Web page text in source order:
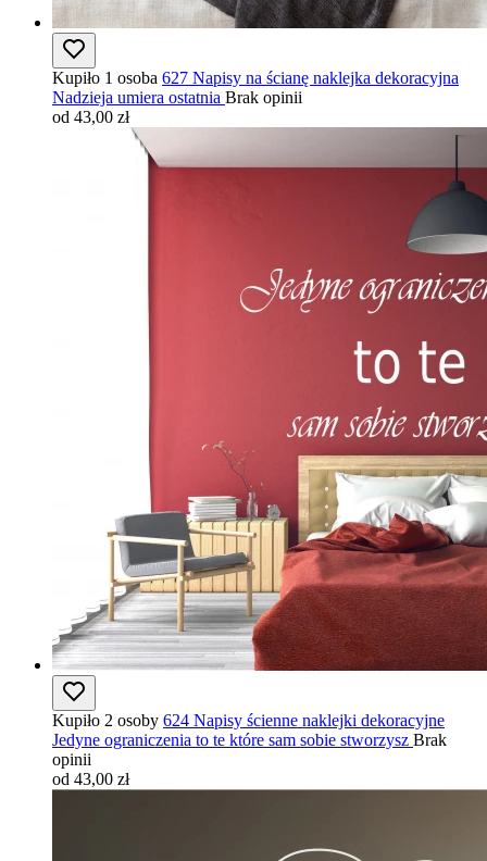
Kupiło 1 osoba 627 Napisy na ścianę naklejka dekoracyjna
Nadzieja umiera ostatnia Brak opinii
od 43,00 zł
Kupiło 2 osoby 624 Napisy ścienne naklejki dekoracyjne
Jedyne ograniczenia to te które sam sobie stworzysz Brak
opinii
od 43,00 zł